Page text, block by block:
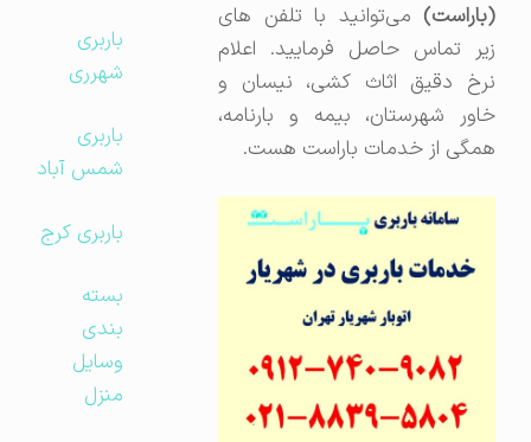
(باراست)می‌توانید با تلفن های
زیر تماس حاصل فرمایید. اعلام
نرخ دقیق اثاث کشی، نیسان و
خاور شهرستان، بیمه و بارنامه،
همگی از خدمات باراست هست.
باربری
شهرری
باربری
شمس آباد
باربری کرج
بسته
بندی
وسایل
منزل